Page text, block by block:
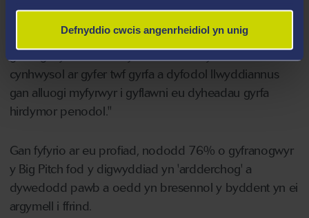
Defnyddio cwcis angenrheidiol yn unig
"Mae'r cyllid a gynigir yn adlewyrchu ein hymrwymiad i
gefnogi dyheadau amrywiol a chreu cyfleoedd
cynhwysol ar gyfer twf gyrfa a dyfodol llwyddiannus
gan alluogi myfyrwyr i gyflawni eu dyheadau gyrfa
hirdymor penodol."
Gan fyfyrio ar eu profiad, nododd 76% o gyfranogwyr
y Big Pitch fod y digwyddiad yn 'ardderchog' a
dywedodd pawb a oedd yn bresennol y byddent yn ei
argymell i ffrind.